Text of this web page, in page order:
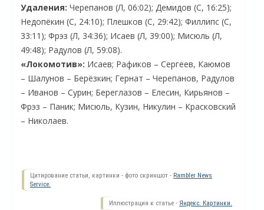
Удаления: Черепанов (Л, 06:02); Демидов (С, 16:25);
Недопёкин (С, 24:10); Плешков (С, 29:42); Филлипс (С,
33:11); Фрэз (Л, 34:36); Исаев (Л, 39:00); Мисюль (Л,
49:48); Радулов (Л, 59:08).
«Локомотив»: Исаев; Рафиков – Сергеев, Каюмов
– Шалунов – Берёзкин; Гернат – Черепанов, Радулов
– Иванов – Сурин; Береглазов – Елесин, Кирьянов –
Фрэз – Паник; Мисюль, Кузин, Никулин – Красковский
– Николаев.
Цитирование статьи, картинки - фото скриншот - Rambler News
Service.
Иллюстрация к статье - Яндекс. Картинки.